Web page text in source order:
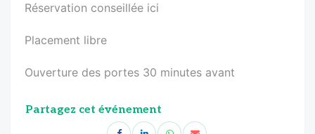
Réservation conseillée ici
Placement libre
Ouverture des portes 30 minutes avant
Partagez cet événement